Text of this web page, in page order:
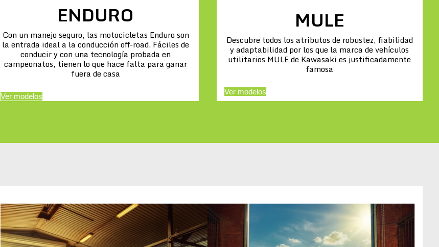
ENDURO
Con un manejo seguro, las motocicletas Enduro son
la entrada ideal a la conducción off-road. Fáciles de
conducir y con una tecnología probada en
campeonatos, tienen lo que hace falta para ganar
fuera de casa
Ver modelos
MULE
Descubre todos los atributos de robustez, fiabilidad
y adaptabilidad por los que la marca de vehículos
utilitarios MULE de Kawasaki es justificadamente
famosa
Ver modelos